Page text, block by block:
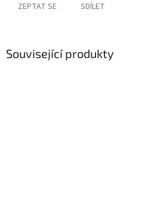
ZEPTAT SE SDÍLET
Související produkty